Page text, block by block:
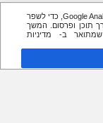
אנו משתמשים בעוגיות (Cookies) ובטכנולוגיות כמו Google Analytics, כדי לשפר
תוכן ופרסום. המשך
ב- מדיניות